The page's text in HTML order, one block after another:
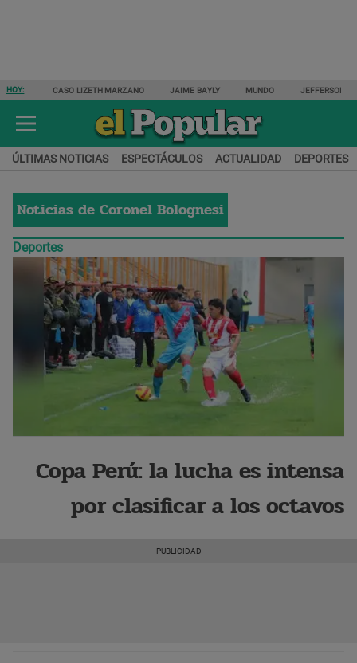
HOY: CASO LIZETH MARZANO JAIME BAYLY MUNDO JEFFERSON
ÚLTIMAS NOTICIAS ESPECTÁCULOS ACTUALIDAD DEPORTES
Noticias de Coronel Bolognesi
Deportes
Copa Perú: la lucha es intensa
por clasificar a los octavos